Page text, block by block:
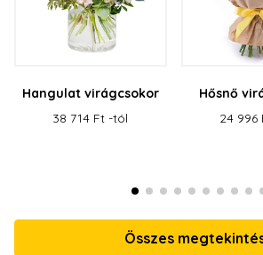
Hangulat virágcsokor
38 714 Ft -tól
Hősnő
24 996
Összes